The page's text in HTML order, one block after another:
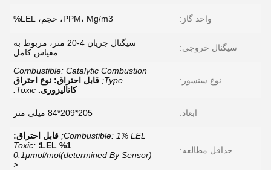
واحد گاز: PPM، Mg/m3، حجم، LEL%
سیگنال خروجی:
سیگنال جریان 4-20 متر، مربوط به
مقیاس کامل
نوع سنسور:
Combustible: Catalytic Combustion
Type; قابل احتراق: نوع احتراق
کاتالیزوری. Toxic:
ابعاد: 205*209*84 میلی متر
حداقل مطالعه:
Combustible: 1% LEL; قابل احتراق:
1% LEL؛
Toxic:
0.1μmol/mol(determined By Sensor)
<